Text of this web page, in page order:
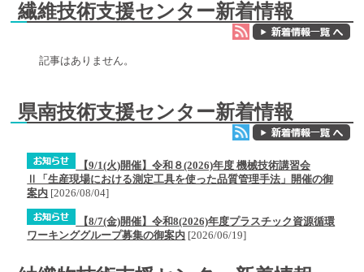
繊維技術支援センター新着情報
記事はありません。
県南技術支援センター新着情報
【9/1(火)開催】令和８(2026)年度 機械技術講習会
Ⅱ「生産現場における測定工具を使った品質管理手法」開催の御
案内 [2026/08/04]
【8/7(金)開催】令和8(2026)年度プラスチック資源循環
ワーキンググループ募集の御案内 [2026/06/19]